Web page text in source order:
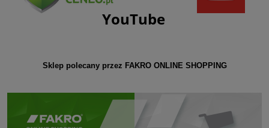
YouTube
Sklep polecany przez FAKRO ONLINE SHOPPING